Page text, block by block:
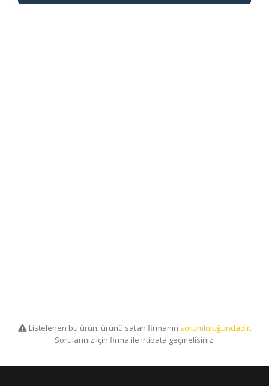
Listelenen bu ürün, ürünü satan firmanın sorumluluğundadır.
Sorularınız için firma ile irtibata geçmelisiniz.